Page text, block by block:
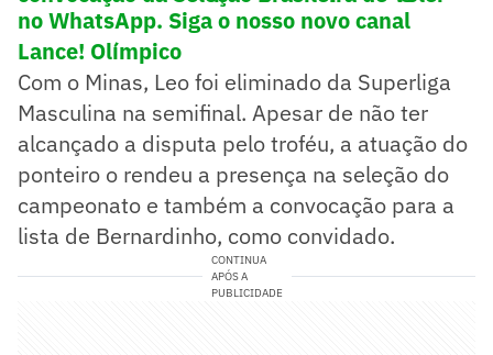
no WhatsApp. Siga o nosso novo canal
Lance! Olímpico
Com o Minas, Leo foi eliminado da Superliga
Masculina na semifinal. Apesar de não ter
alcançado a disputa pelo troféu, a atuação do
ponteiro o rendeu a presença na seleção do
campeonato e também a convocação para a
lista de Bernardinho, como convidado.
CONTINUA
APÓS A
PUBLICIDADE